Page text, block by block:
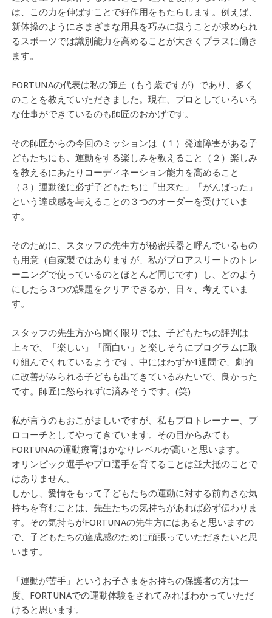
は、この力を伸ばすことで好作用をもたらします。例えば、
新体操のようにさまざまな用具を巧みに扱うことが求められ
るスポーツでは識別能力を高めることが大きくプラスに働き
ます。
FORTUNAの代表は私の師匠（もう歳ですが）であり、多く
のことを教えていただきました。現在、プロとしていろいろ
な仕事ができているのも師匠のおかげです。
その師匠からの今回のミッションは（１）発達障害がある子
どもたちにも、運動をする楽しみを教えること（２）楽しみ
を教えるにあたりコーディネーション能力を高めること
（３）運動後に必ず子どもたちに「出来た」「がんばった」
という達成感を与えることの３つのオーダーを受けていま
す。
そのために、スタッフの先生方が秘密兵器と呼んでいるもの
も用意（自家製ではありますが、私がプロアスリートのトレ
ーニングで使っているのとほとんど同じです）し、どのよう
にしたら３つの課題をクリアできるか、日々、考えていま
す。
スタッフの先生方から聞く限りでは、子どもたちの評判は
上々で、「楽しい」「面白い」と楽しそうにプログラムに取
り組んでくれているようです。中にはわずか1週間で、劇的
に改善がみられる子どもも出てきているみたいで、良かった
です。師匠に怒られずに済みそうです。(笑)
私が言うのもおこがましいですが、私もプロトレーナー、プ
ロコーチとしてやってきています。その目からみても
FORTUNAの運動療育はかなりレベルが高いと思います。
オリンピック選手やプロ選手を育てることは並大抵のことで
はありません。
しかし、愛情をもって子どもたちの運動に対する前向きな気
持ちを育むことは、先生たちの気持ちがあれば必ず伝わりま
す。その気持ちがFORTUNAの先生方にはあると思いますの
で、子どもたちの達成感のために頑張っていただきたいと思
います。
「運動が苦手」というお子さまをお持ちの保護者の方は一
度、FORTUNAでの運動体験をされてみればわかっていただ
けると思います。